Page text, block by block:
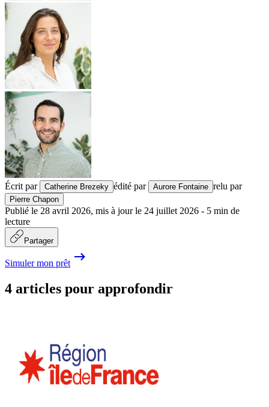
Écrit par Catherine Brezeky édité par Aurore Fontaine relu par
Pierre Chapon
Publié le 28 avril 2026, mis à jour le 24 juillet 2026 - 5 min de
lecture
Partager
Simuler mon prêt
4 articles pour approfondir